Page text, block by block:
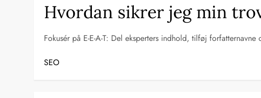
Hvordan sikrer jeg min
Fokusér på E-E-A-T: Del eksperters indhold, tilføj
SEO